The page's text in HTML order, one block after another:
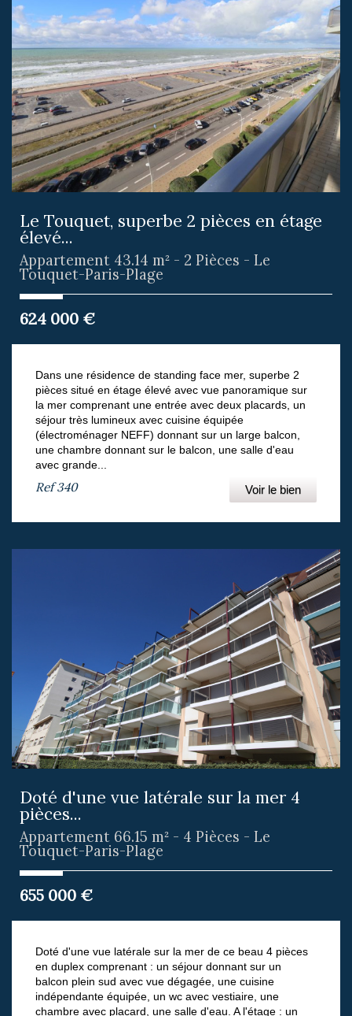
Le Touquet, superbe 2 pièces en étage
élevé...
Appartement 43.14 m² - 2 Pièces - Le
Touquet-Paris-Plage
624 000 €
Dans une résidence de standing face mer, superbe 2
pièces situé en étage élevé avec vue panoramique sur
la mer comprenant une entrée avec deux placards, un
séjour très lumineux avec cuisine équipée
(électroménager NEFF) donnant sur un large balcon,
une chambre donnant sur le balcon, une salle d'eau
avec grande...
Ref340 Voir le bien
Doté d'une vue latérale sur la mer 4
pièces...
Appartement 66.15 m² - 4 Pièces - Le
Touquet-Paris-Plage
655 000 €
Doté d'une vue latérale sur la mer de ce beau 4 pièces
en duplex comprenant : un séjour donnant sur un
balcon plein sud avec vue dégagée, une cuisine
indépendante équipée, un wc avec vestiaire, une
chambre avec placard, une salle d'eau. A l'étage : un